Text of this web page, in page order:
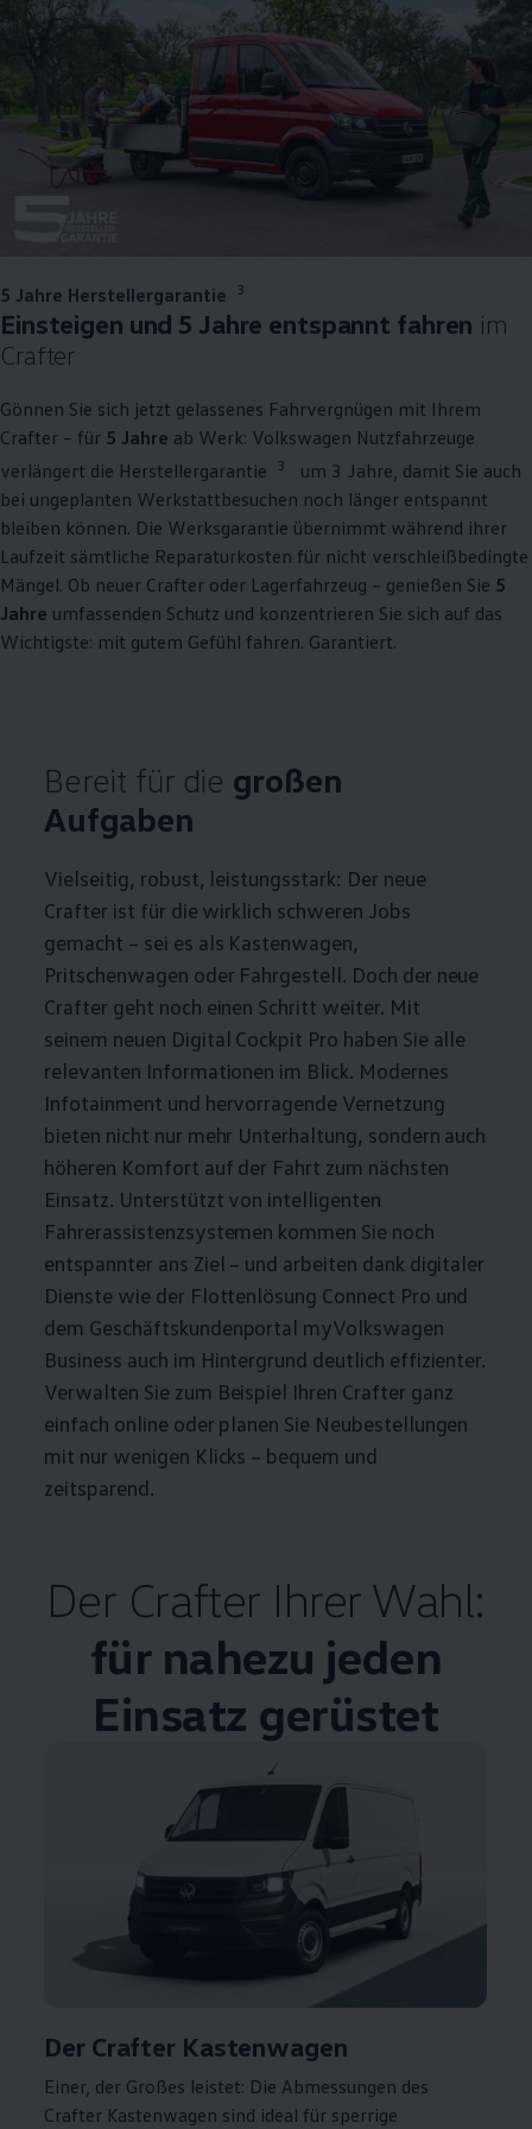
5 Jahre Herstellergarantie 3
Einsteigen und 5 Jahre entspannt fahren im
Crafter
Gönnen Sie sich jetzt gelassenes Fahrvergnügen mit Ihrem
Crafter – für 5 Jahre ab Werk: Volkswagen Nutzfahrzeuge
verlängert die Herstellergarantie
3
um 3 Jahre, damit Sie auch
bei ungeplanten Werkstattbesuchen noch länger entspannt
bleiben können. Die Werksgarantie übernimmt während ihrer
Laufzeit sämtliche Reparaturkosten für nicht verschleißbedingte
Mängel. Ob neuer Crafter oder Lagerfahrzeug – genießen Sie 5
Jahre umfassenden Schutz und konzentrieren Sie sich auf das
Wichtigste: mit gutem Gefühl fahren. Garantiert.
Bereit für die großen
Aufgaben
Vielseitig, robust, leistungsstark: Der neue
Crafter ist für die wirklich schweren Jobs
gemacht – sei es als Kastenwagen,
Pritschenwagen oder Fahrgestell. Doch der neue
Crafter geht noch einen Schritt weiter. Mit
seinem neuen Digital Cockpit Pro haben Sie alle
relevanten Informationen im Blick. Modernes
Infotainment und hervorragende Vernetzung
bieten nicht nur mehr Unterhaltung, sondern auch
höheren Komfort auf der Fahrt zum nächsten
Einsatz. Unterstützt von intelligenten
Fahrerassistenzsystemen kommen Sie noch
entspannter ans Ziel – und arbeiten dank digitaler
Dienste wie der Flottenlösung Connect Pro und
dem Geschäftskundenportal myVolkswagen
Business auch im Hintergrund deutlich effizienter.
Verwalten Sie zum Beispiel Ihren Crafter ganz
einfach online oder planen Sie Neubestellungen
mit nur wenigen Klicks – bequem und
zeitsparend.
Der CrafterIhrer Wahl:
für nahezu jeden
Einsatz gerüstet
Der Crafter Kastenwagen
Einer, der Großes leistet: Die Abmessungen des
Crafter Kastenwagen sind ideal für sperrige